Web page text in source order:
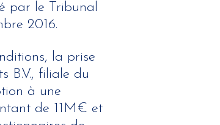
par le Tribunal
2016.
la prise
B.V., filiale du
à une
de 11M€ et